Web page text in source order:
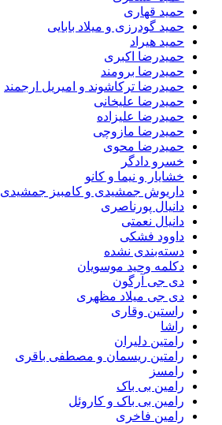
حمید قهاری
حمید گودرزی و میلاد بابایی
حمید هیراد
حمیدرضا اکبری
حمیدرضا برومند
حمیدرضا ترکاشوند و امیریل ارجمند
حمیدرضا علیخانی
حمیدرضا علیزاده
حمیدرضا مازوچی
حمیدرضا محوی
خسرو دادگر
خشایار و نیما و کانو
داریوش جمشیدی و کامبیز جمشیدی
دانیال پورناصری
دانیال نعمتی
داوود فشکی
دسته‌بندی نشده
دکلمه وحید موسویان
دی جی آرگون
دی جی میلاد مظهری
راستین وقاری
راشا
رامتین دلیران
رامتین ریسمان و مصطفی باقری
رامسز
رامین بی باک
رامین بی باک و کاروئل
رامین فاخری